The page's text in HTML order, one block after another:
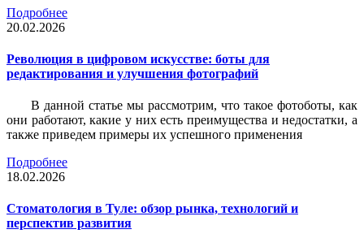
Подробнее
20.02.2026
Революция в цифровом искусстве: боты для
редактирования и улучшения фотографий
В данной статье мы рассмотрим, что такое фотоботы, как
они работают, какие у них есть преимущества и недостатки, а
также приведем примеры их успешного применения
Подробнее
18.02.2026
Стоматология в Туле: обзор рынка, технологий и
перспектив развития